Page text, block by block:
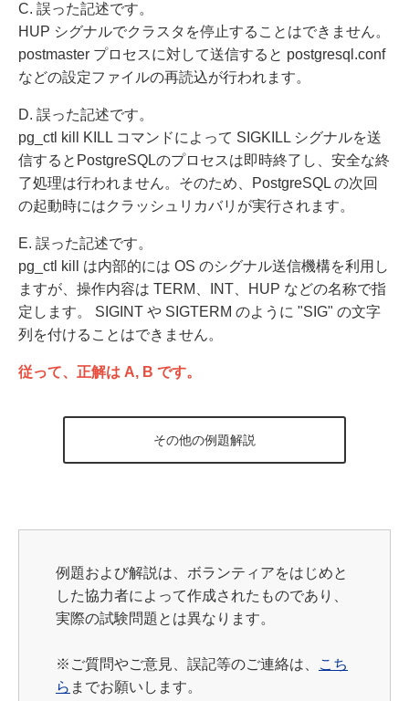
C. 誤った記述です。
HUP シグナルでクラスタを停止することはできません。
postmaster プロセスに対して送信すると postgresql.conf
などの設定ファイルの再読込が行われます。
D. 誤った記述です。
pg_ctl kill KILL コマンドによって SIGKILL シグナルを送
信するとPostgreSQLのプロセスは即時終了し、安全な終
了処理は行われません。そのため、PostgreSQL の次回
の起動時にはクラッシュリカバリが実行されます。
E. 誤った記述です。
pg_ctl kill は内部的には OS のシグナル送信機構を利用し
ますが、操作内容は TERM、INT、HUP などの名称で指
定します。 SIGINT や SIGTERM のように "SIG" の文字
列を付けることはできません。
従って、正解は A, B です。
その他の例題解説
例題および解説は、ボランティアをはじめと
した協力者によって作成されたものであり、
実際の試験問題とは異なります。
※ ご質問やご意見、誤記等のご連絡は、
こち
ら までお願いします。